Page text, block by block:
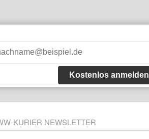
Kostenlos anmelden
KURIER NEWSLETTER